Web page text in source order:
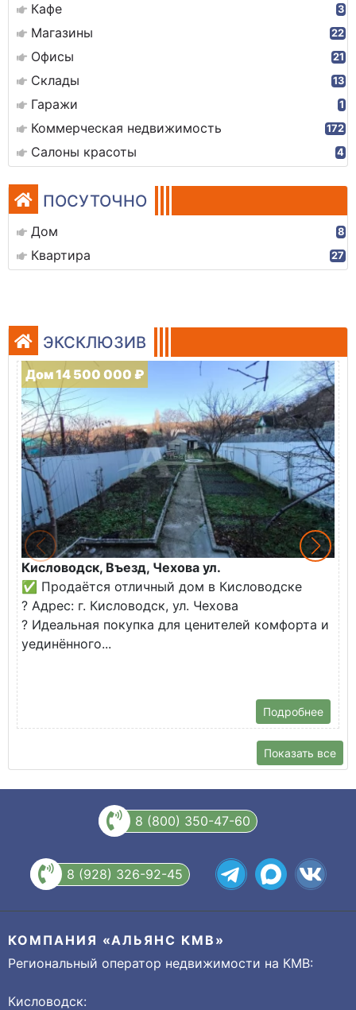
Кафе 3
Магазины 22
Офисы 21
Склады 13
Гаражи 1
Коммерческая недвижимость 172
Салоны красоты 4
ПОСУТОЧНО
Дом 8
Квартира 27
ЭКСКЛЮЗИВ
Дом 14 500 000 ₽
Кисловодск, Въезд, Чехова ул.
✅ Продаётся отличный дом в Кисловодске
? Адрес: г. Кисловодск, ул. Чехова
? Идеальная покупка для ценителей комфорта и
уединённого...
Подробнее
Показать все
8 (800) 350-47-60
8 (928) 326-92-45
КОМПАНИЯ «АЛЬЯНС КМВ»
Региональный оператор недвижимости на КМВ:
Кисловодск: